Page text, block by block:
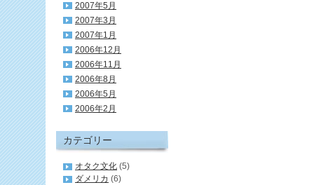
2007年5月
2007年3月
2007年1月
2006年12月
2006年11月
2006年8月
2006年5月
2006年2月
カテゴリー
オタク文化 (5)
ダメリカ (6)